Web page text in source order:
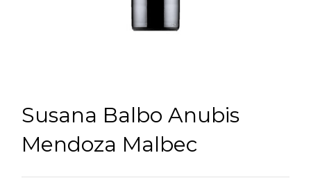
Susana Balbo Anubis
Mendoza Malbec